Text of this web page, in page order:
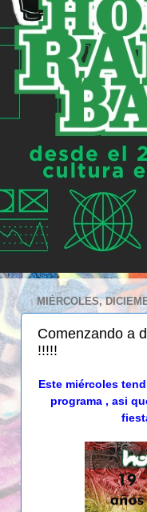
MIÉRCOLES,
Comenzando a
!!!!!
Este miércoles
programa , asi